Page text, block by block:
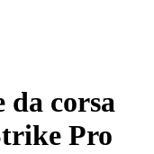
da corsa
Pro